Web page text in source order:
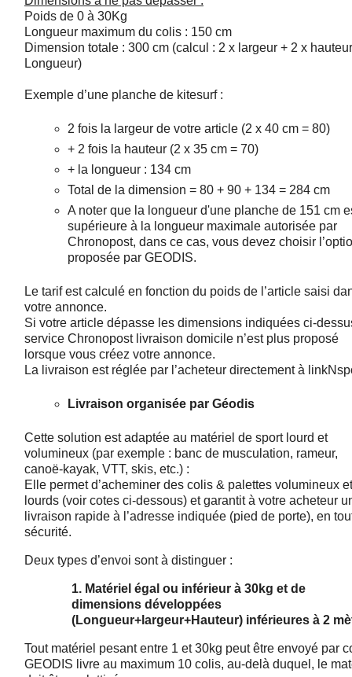
Poids de 0 à 30Kg
Longueur maximum du colis : 150 cm
Dimension totale : 300 cm (calcul : 2 x largeur + 2 x
Longueur)
Exemple d’une planche de kitesurf :
2 fois la largeur de votre article (2 x 40 cm = 80)
+ 2 fois la hauteur (2 x 35 cm = 70)
+ la longueur : 134 cm
Total de la dimension = 80 + 90 + 134 = 284 cm
A noter que la longueur d'une planche de 151 cm
supérieure à la longueur maximale autorisée par
Chronopost, dans ce cas, vous devez choisir
proposée par GEODIS.
Le tarif est calculé en fonction du poids de l’article saisi
votre annonce.
Si votre article dépasse les dimensions indiquées ci-
service Chronopost livraison domicile n’est plus proposé
lorsque vous créez votre annonce.
La livraison est réglée par l’acheteur directement à
Livraison organisée par Géodis
Cette solution est adaptée au matériel de sport lourd et
volumineux (par exemple : banc de musculation, rameur,
canoë-kayak, VTT, skis, etc.) :
Elle permet d’acheminer des colis & palettes volumineux et
lourds (voir cotes ci-dessous) et garantit à votre acheteur
livraison rapide à l’adresse indiquée (pied de porte), en
sécurité.
Deux types d’envoi sont à distinguer :
1. Matériel égal ou inférieur à 30kg et de
dimensions développées
(Longueur+largeur+Hauteur) inférieures à 2
Tout matériel pesant entre 1 et 30kg peut être envoyé par
GEODIS livre au maximum 10 colis, au-delà duquel, le